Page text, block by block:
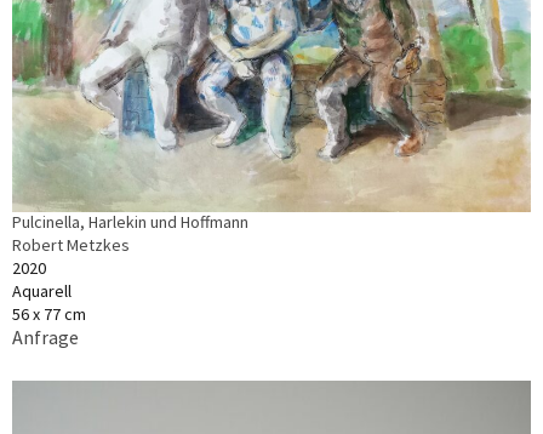
Pulcinella, Harlekin und Hoffmann
Robert Metzkes
2020
Aquarell
56 x 77 cm
Anfrage